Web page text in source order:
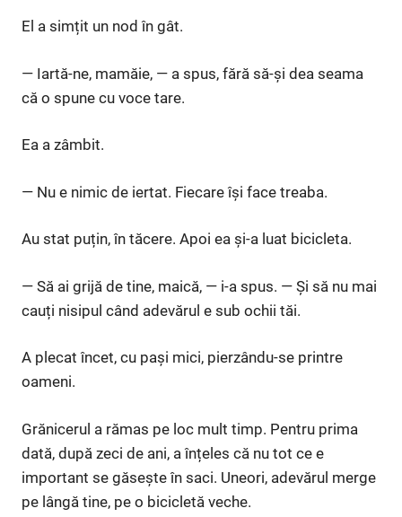
El a simțit un nod în gât.
— Iartă-ne, mamăie, — a spus, fără să-și dea seama
că o spune cu voce tare.
Ea a zâmbit.
— Nu e nimic de iertat. Fiecare își face treaba.
Au stat puțin, în tăcere. Apoi ea și-a luat bicicleta.
— Să ai grijă de tine, maică, — i-a spus. — Și să nu mai
cauți nisipul când adevărul e sub ochii tăi.
A plecat încet, cu pași mici, pierzându-se printre
oameni.
Grănicerul a rămas pe loc mult timp. Pentru prima
dată, după zeci de ani, a înțeles că nu tot ce e
important se găsește în saci. Uneori, adevărul merge
pe lângă tine, pe o bicicletă veche.